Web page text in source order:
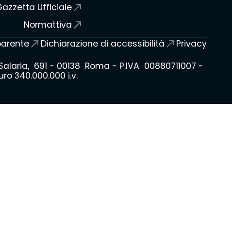
Ufficiale
Normattiva
Dichiarazione di accessibilità
Privacy
691 - 00138 Roma - P.IVA 00880711007 -
340.000.000 i.v.